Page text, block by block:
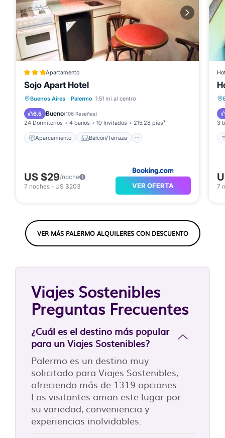
Apartamento
Sojo Apart Hotel
Buenos Aires · Palermo 1.51 mi al centro
6.5 Bueno(106 Reseñas)
24 Dormitorios 4 baños 10 Invitados 215.28 pies²
Aparcamiento Balcón/Terraza
Aparcamiento
Balcón/Terraza
Aire acondicionado
US $29/noche
7 noches - US $203 VER OFERTA
3
7
VER MÁS PALERMO ALQUILERES CON DESCUENTO
Viajes Sostenibles
Preguntas Frecuentes
¿Cuál es el destino más popular
para un Viajes Sostenibles?
Palermo es un destino muy
solicitado para Viajes Sostenibles,
ofreciendo más de 1319 opciones.
Los visitantes aman este lugar por
su variedad, conveniencia y
experiencias inolvidables.